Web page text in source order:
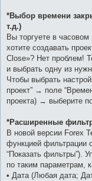
*Выбор времени
т.д.)
Вы торгуете в
хотите создавать
Close»? Нет проблем!
и выбрать одну из
Чтобы выбрать
проект” → поле
проекта) → выберите
*Расширенные
В новой версии Forex
функцией фильтрации
“Показать фильтры”).
по таким параметрам,
• Дата (Любая дата;